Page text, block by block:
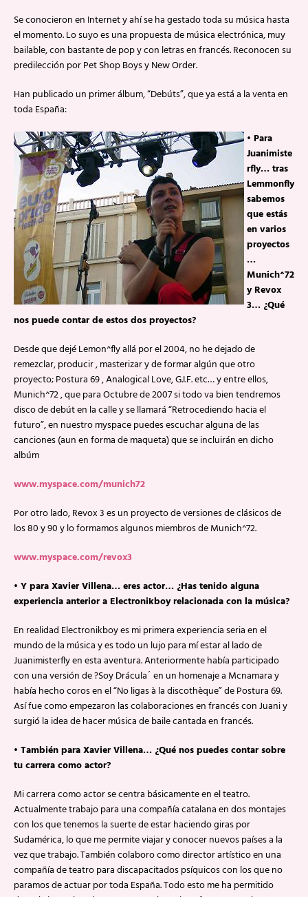
Se conocieron en Internet y ahí se ha gestado toda su música hasta
el momento. Lo suyo es una propuesta de música electrónica, muy
bailable, con bastante de pop y con letras en francés. Reconocen su
predilección por Pet Shop Boys y New Order.
Han publicado un primer álbum, “Debúts”, que ya está a la venta en
toda España:
• Para
Juanimiste
rfly… tras
Lemmonfly
sabemos
que estás
en varios
proyectos
…
Munich^72
y Revox
3… ¿Qué
nos puede contar de estos dos proyectos?
Desde que dejé Lemon^fly allá por el 2004, no he dejado de
remezclar, producir , masterizar y de formar algún que otro
proyecto; Postura 69 , Analogical Love, G.I.F. etc… y entre ellos,
Munich^72 , que para Octubre de 2007 si todo va bien tendremos
disco de debút en la calle y se llamará “Retrocediendo hacia el
futuro”, en nuestro myspace puedes escuchar alguna de las
canciones (aun en forma de maqueta) que se incluirán en dicho
albúm
www.myspace.com/munich72
Por otro lado, Revox 3 es un proyecto de versiones de clásicos de
los 80 y 90 y lo formamos algunos miembros de Munich^72.
www.myspace.com/revox3
• Y para Xavier Villena… eres actor… ¿Has tenido alguna
experiencia anterior a Electronikboy relacionada con la música?
En realidad Electronikboy es mi primera experiencia seria en el
mundo de la música y es todo un lujo para mí estar al lado de
Juanimisterfly en esta aventura. Anteriormente había participado
con una versión de ?Soy Drácula´ en un homenaje a Mcnamara y
había hecho coros en el “No ligas à la discothèque” de Postura 69.
Así fue como empezaron las colaboraciones en francés con Juani y
surgió la idea de hacer música de baile cantada en francés.
• También para Xavier Villena… ¿Qué nos puedes contar sobre
tu carrera como actor?
Mi carrera como actor se centra básicamente en el teatro.
Actualmente trabajo para una compañía catalana en dos montajes
con los que tenemos la suerte de estar haciendo giras por
Sudamérica, lo que me permite viajar y conocer nuevos países a la
vez que trabajo. También colaboro como director artístico en una
compañía de teatro para discapacitados psíquicos con los que no
paramos de actuar por toda España. Todo esto me ha permitido